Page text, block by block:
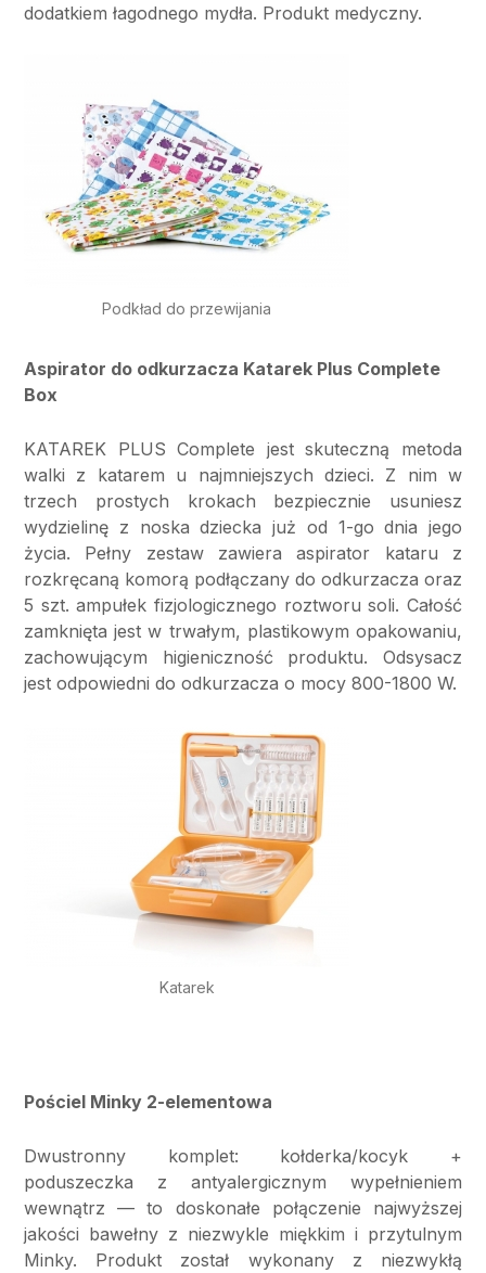
dodatkiem łagodnego mydła. Produkt medyczny.
Podkład do przewijania
Aspirator do odkurzacza Katarek Plus Complete
Box
KATAREK PLUS Complete jest skuteczną metoda
walki z katarem u najmniejszych dzieci. Z nim w
trzech prostych krokach bezpiecznie usuniesz
wydzielinę z noska dziecka już od 1-go dnia jego
życia. Pełny zestaw zawiera aspirator kataru z
rozkręcaną komorą podłączany do odkurzacza oraz
5 szt. ampułek fizjologicznego roztworu soli. Całość
zamknięta jest w trwałym, plastikowym opakowaniu,
zachowującym higieniczność produktu. Odsysacz
jest odpowiedni do odkurzacza o mocy 800-1800 W.
Katarek
Pościel Minky 2-elementowa
Dwustronny komplet: kołderka/kocyk +
poduszeczka z antyalergicznym wypełnieniem
wewnątrz — to doskonałe połączenie najwyższej
jakości bawełny z niezwykle miękkim i przytulnym
Minky. Produkt został wykonany z niezwykłą